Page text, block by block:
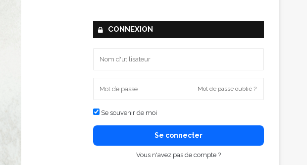
CONNEXION
Mot de passe oublié ?
Se souvenir de moi
Se connecter
Vous n'avez pas de compte ?